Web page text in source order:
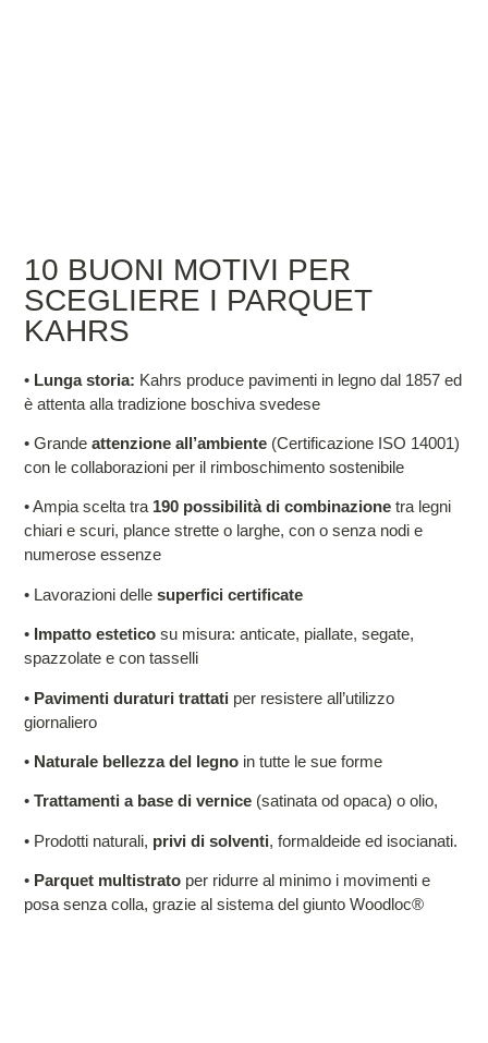
10 BUONI MOTIVI PER
SCEGLIERE I PARQUET
KAHRS
• Lunga storia: Kahrs produce pavimenti in legno dal 1857 ed
è attenta alla tradizione boschiva svedese
• Grandeattenzione all’ambiente (Certificazione ISO 14001)
con le collaborazioni per il rimboschimento sostenibile
• Ampia scelta tra 190 possibilità di combinazione tra legni
chiari e scuri, plance strette o larghe, con o senza nodi e
numerose essenze
• Lavorazioni dellesuperfici certificate
• Impatto estetico su misura: anticate, piallate, segate,
spazzolate e con tasselli
• Pavimenti duraturi trattati per resistere all’utilizzo
giornaliero
• Naturale bellezza del legno in tutte le sue forme
•Trattamenti a base di vernice (satinata od opaca) o olio,
• Prodotti naturali, privi di solventi, formaldeide ed isocianati.
• Parquet multistrato per ridurre al minimo i movimenti e
posa senza colla, grazie al sistema del giunto Woodloc®